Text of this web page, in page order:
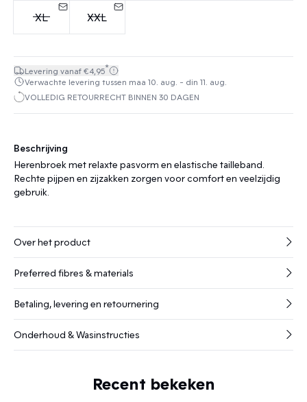
XL XXL
Levering vanaf €4,95*
Verwachte levering tussen maa 10. aug. - din 11. aug.
VOLLEDIG RETOURRECHT BINNEN 30 DAGEN
Beschrijving
Herenbroek met relaxte pasvorm en elastische tailleband.
Rechte pijpen en zijzakken zorgen voor comfort en veelzijdig
gebruik.
Over het product
Preferred fibres & materials
Betaling, levering en retournering
Onderhoud & Wasinstructies
Recent bekeken